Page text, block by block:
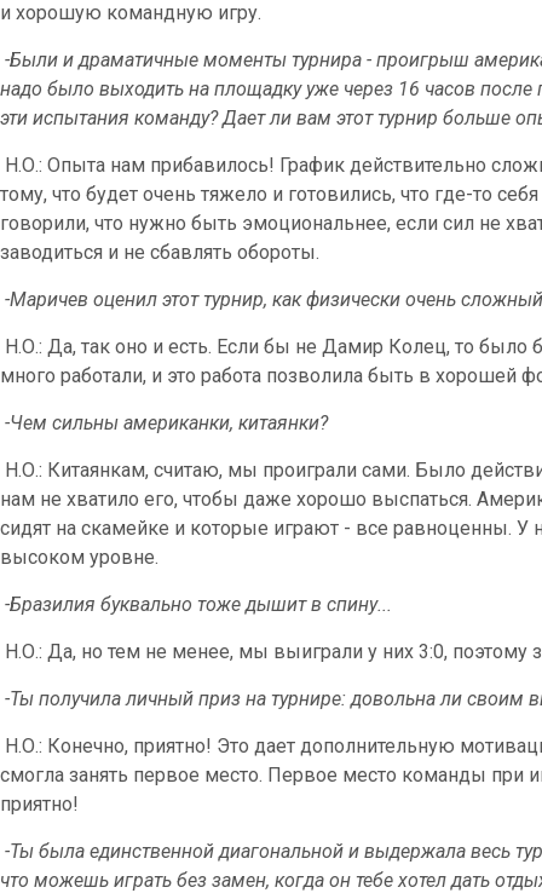
и хорошую командную игру.
-Были и драматичные моменты турнира - проигрыш
надо было выходить на площадку уже через 16 часов
эти испытания команду? Дает ли вам этот турнир больше
Н.О.: Опыта нам прибавилось! График действительно
тому, что будет очень тяжело и готовились, что где-то
говорили, что нужно быть эмоциональнее, если сил не
заводиться и не сбавлять обороты.
-Маричев оценил этот турнир, как физически очень
Н.О.: Да, так оно и есть. Если бы не Дамир Колец, то
много работали, и это работа позволила быть в хорошей
-Чем сильны американки, китаянки?
Н.О.: Китаянкам, считаю, мы проиграли сами. Было
нам не хватило его, чтобы даже хорошо выспаться.
сидят на скамейке и которые играют - все равноценны.
высоком уровне.
-Бразилия буквально тоже дышит в спину...
Н.О.: Да, но тем не менее, мы выиграли у них 3:0, поэтому
-Ты получила личный приз на турнире: довольна ли своим
Н.О.: Конечно, приятно! Это дает дополнительную
смогла занять первое место. Первое место команды
приятно!
-Ты была единственной диагональной и выдержала весь
что можешь играть без замен, когда он тебе хотел дать